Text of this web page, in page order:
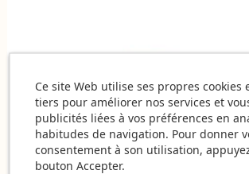
Ce site Web utilise ses propres cookies
tiers pour améliorer nos services et
publicités liées à vos préférences en
habitudes de navigation. Pour donner
consentement à son utilisation,
bouton Accepter.